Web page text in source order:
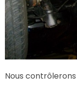
Nous